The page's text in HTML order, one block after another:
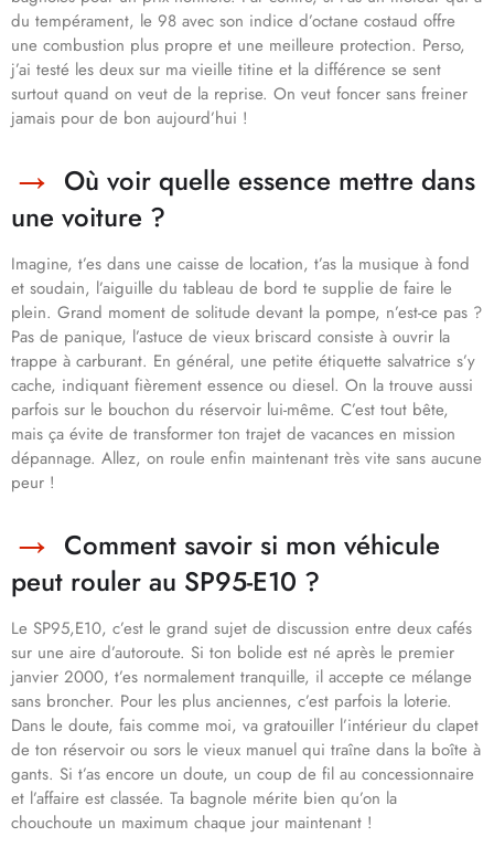
du tempérament, le 98 avec son indice d’octane costaud offre
une combustion plus propre et une meilleure protection. Perso,
j’ai testé les deux sur ma vieille titine et la différence se sent
surtout quand on veut de la reprise. On veut foncer sans freiner
jamais pour de bon aujourd’hui !
Où voir quelle essence mettre dans
une voiture ?
Imagine, t’es dans une caisse de location, t’as la musique à fond
et soudain, l’aiguille du tableau de bord te supplie de faire le
plein. Grand moment de solitude devant la pompe, n’est-ce pas ?
Pas de panique, l’astuce de vieux briscard consiste à ouvrir la
trappe à carburant. En général, une petite étiquette salvatrice s’y
cache, indiquant fièrement essence ou diesel. On la trouve aussi
parfois sur le bouchon du réservoir lui-même. C’est tout bête,
mais ça évite de transformer ton trajet de vacances en mission
dépannage. Allez, on roule enfin maintenant très vite sans aucune
peur !
Comment savoir si mon véhicule
peut rouler au SP95-E10 ?
Le SP95,E10, c’est le grand sujet de discussion entre deux cafés
sur une aire d’autoroute. Si ton bolide est né après le premier
janvier 2000, t’es normalement tranquille, il accepte ce mélange
sans broncher. Pour les plus anciennes, c’est parfois la loterie.
Dans le doute, fais comme moi, va gratouiller l’intérieur du clapet
de ton réservoir ou sors le vieux manuel qui traîne dans la boîte à
gants. Si t’as encore un doute, un coup de fil au concessionnaire
et l’affaire est classée. Ta bagnole mérite bien qu’on la
chouchoute un maximum chaque jour maintenant !